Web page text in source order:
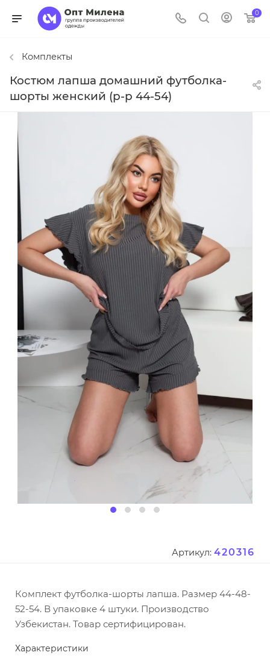
0
Комплекты
Костюм лапша домашний футболка-
шорты женский (р-р 44-54)
Артикул: 420316
Комплект футболка-шорты лапша. Размер 44-48-
52-54. В упаковке 4 штуки. Производство
Узбекистан. Товар сертифицирован.
Характеристики